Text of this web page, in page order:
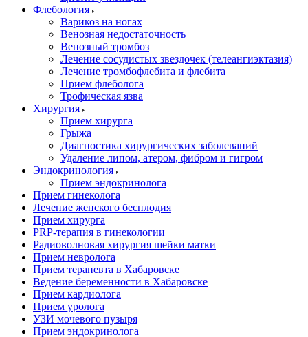
Флебология
Варикоз на ногах
Венозная недостаточность
Венозный тромбоз
Лечение сосудистых звездочек (телеангиэктазия)
Лечение тромбофлебита и флебита
Прием флеболога
Трофическая язва
Хирургия
Прием хирурга
Грыжа
Диагностика хирургических заболеваний
Удаление липом, атером, фибром и гигром
Эндокринология
Прием эндокринолога
Прием гинеколога
Лечение женского бесплодия
Прием хирурга
PRP-терапия в гинекологии
Радиоволновая хирургия шейки матки
Прием невролога
Прием терапевта в Хабаровске
Ведение беременности в Хабаровске
Прием кардиолога
Прием уролога
УЗИ мочевого пузыря
Прием эндокринолога